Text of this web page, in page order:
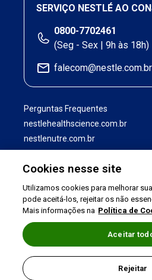
SERVIÇO NESTLÉ AO
0800-7702461
(Seg - Sex | 9h às 18h)
falecom@nestle.com.br
Perguntas Frequentes
nestlehealthscience.com.br
nestlenutre.com.br
Política
©2026 Nestlé
Cookies nesse site
Utilizamos cookies para melhorar
pode aceitá-los, rejeitar os não
Mais informações na Política de
Rejeitar
Aceitar